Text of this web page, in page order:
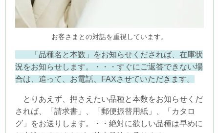
お客さまとの対話を重視しています。
「品種名と本数」をお知らせくだされば、在庫状
況をお知らせします。・・・すぐにご返答できない場
合は、追って、お電話、FAXさせていただきます。
とりあえず、押さえたい品種と本数をお知らせくだ
されば、「請求書」、「郵便振替用紙」、「カタロ
グ」をお送りします。・・絶対に欲しい品種は早めに